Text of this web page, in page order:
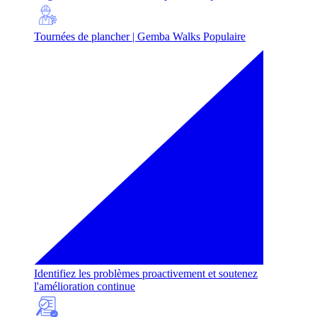
Tournées de plancher | Gemba Walks Populaire
Identifiez les problèmes proactivement et soutenez
l'amélioration continue